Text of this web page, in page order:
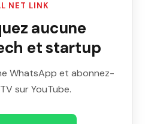
NET LINK
aucune
et startup
WhatsApp et abonnez-
sur YouTube.